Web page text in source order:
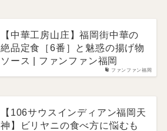
ファンファン福岡
【中華工房山庄】福岡街中華の
絶品定食［6番］と魅惑の揚げ物
ソース | ファンファン福岡
【106サウスインディアン福岡天
神】ビリヤニの食べ方に悩むも